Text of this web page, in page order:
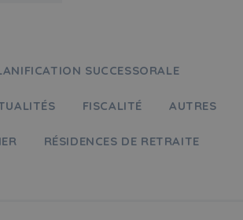
SUCCESSORALE
FISCALITÉ AUTRES
RÉSIDENCES DE RETRAITE